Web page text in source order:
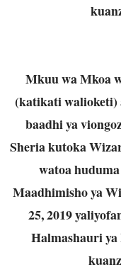
Mkuu wa Mkoa
(katikati walioketi)
baadhi ya
Sheria kutoka
watoa
Maadhimisho ya
25, 2019
Halmashauri